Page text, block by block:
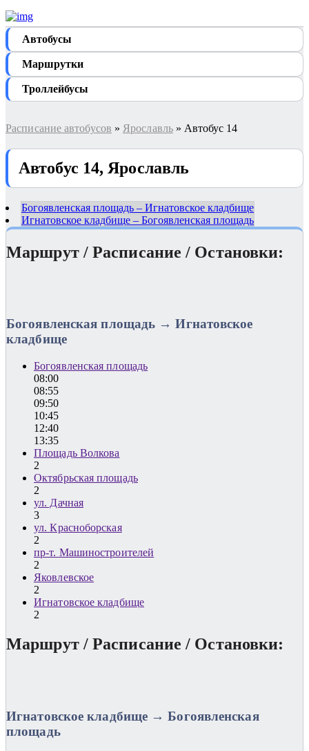
Автобуcы
Маршрутки
Троллейбусы
Расписание автобусов » Ярославль» Автобус 14
Автобус 14, Ярославль
Богоявленская площадь – Игнатовское кладбище
Игнатовское кладбище – Богоявленская площадь
Маршрут / Расписание / Остановки:
Богоявленская площадь → Игнатовское
кладбище
Богоявленская площадь
08:00
08:55
09:50
10:45
12:40
13:35
Площадь Волкова
2
Октябрьская площадь
2
ул. Дачная
3
ул. Красноборская
2
пр-т. Машиностроителей
2
Яковлевское
2
Игнатовское кладбище
2
Маршрут / Расписание / Остановки:
Игнатовское кладбище → Богоявленская
площадь